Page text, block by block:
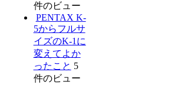
件のビュー
PENTAX K-
5からフルサ
イズのK-1に
変えてよか
ったこと 5
件のビュー